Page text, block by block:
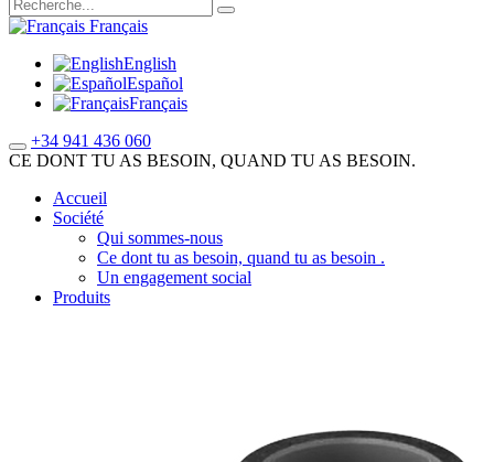
Français
English
Español
Français
+34 941 436 060
CE DONT TU AS BESOIN, QUAND TU AS BESOIN.
Accueil
Société
Qui sommes-nous
Ce dont tu as besoin, quand tu as besoin .
Un engagement social
Produits